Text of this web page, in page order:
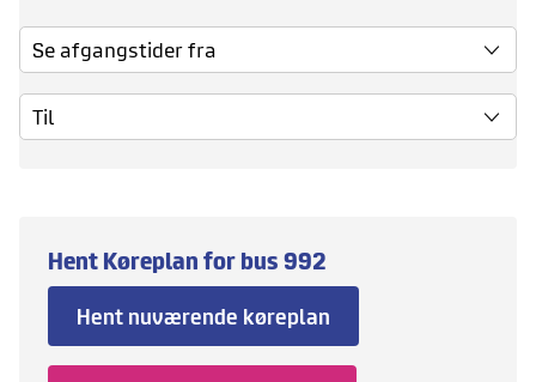
Se afgangstider fra
Til
Hent Køreplan for bus 992
Hent nuværende køreplan